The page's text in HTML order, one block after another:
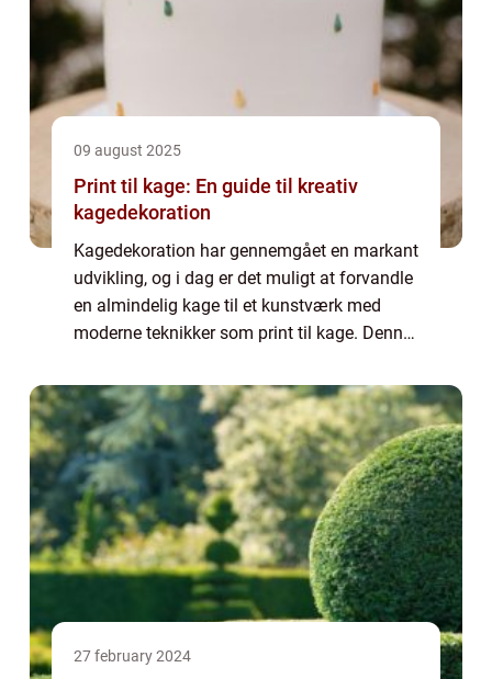
09 august 2025
Print til kage: En guide til kreativ
kagedekoration
Kagedekoration har gennemgået en markant
udvikling, og i dag er det muligt at forvandle
en almindelig kage til et kunstværk med
moderne teknikker som print til kage. Denne
personlige billeder og...
27 february 2024